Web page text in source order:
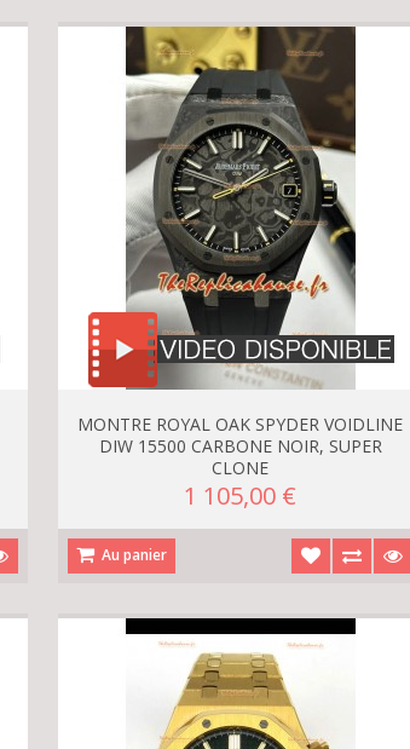
MONTRE ROYAL OAK SPYDER VOIDLINE
DIW 15500 CARBONE NOIR, SUPER
CLONE
1 105,00 €
Au panier